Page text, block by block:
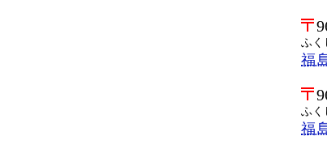
ふく
福
ふく
福